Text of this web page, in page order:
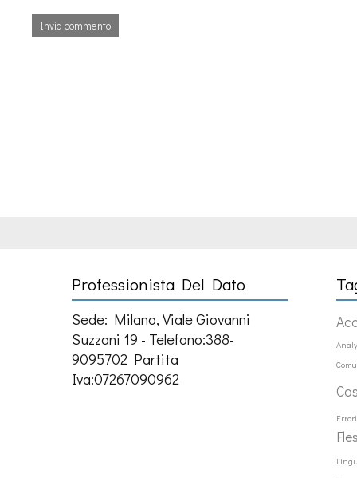
Professionista Del Dato
Sede: Milano, Viale Giovanni
Suzzani 19 - Telefono:388-
9095702 Partita
Iva:07267090962
Errori